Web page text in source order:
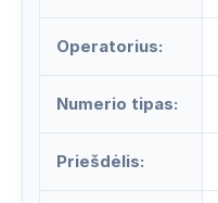
Operatorius:
Numerio tipas:
Priešdėlis: